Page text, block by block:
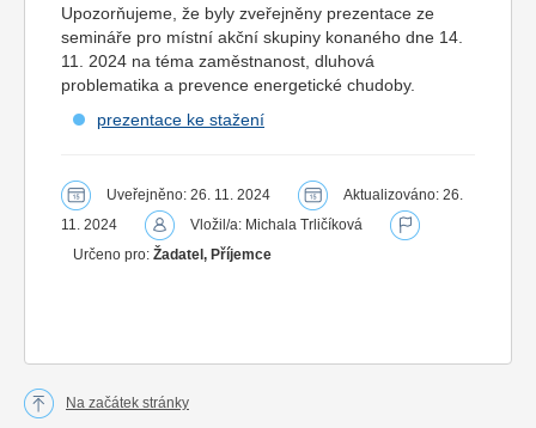
Upozorňujeme, že byly zveřejněny prezentace ze
semináře pro místní akční skupiny konaného dne 14.
11. 2024 na téma zaměstnanost, dluhová
problematika a prevence energetické chudoby.
prezentace ke stažení
Uveřejněno: 26. 11. 2024
Aktualizováno: 26.
11. 2024
Vložil/a: Michala Trličíková
Určeno pro: Žadatel, Příjemce
Na začátek stránky